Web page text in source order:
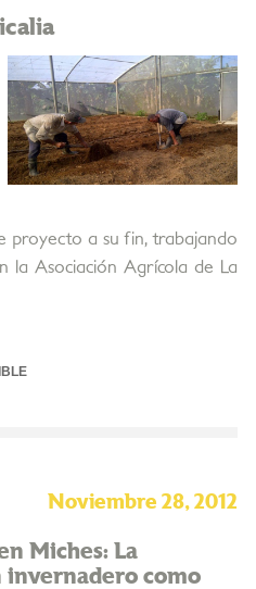
proyecto a su fin, trabajando
la Asociación Agrícola de La
Noviembre 28, 2012
Miches: La
como